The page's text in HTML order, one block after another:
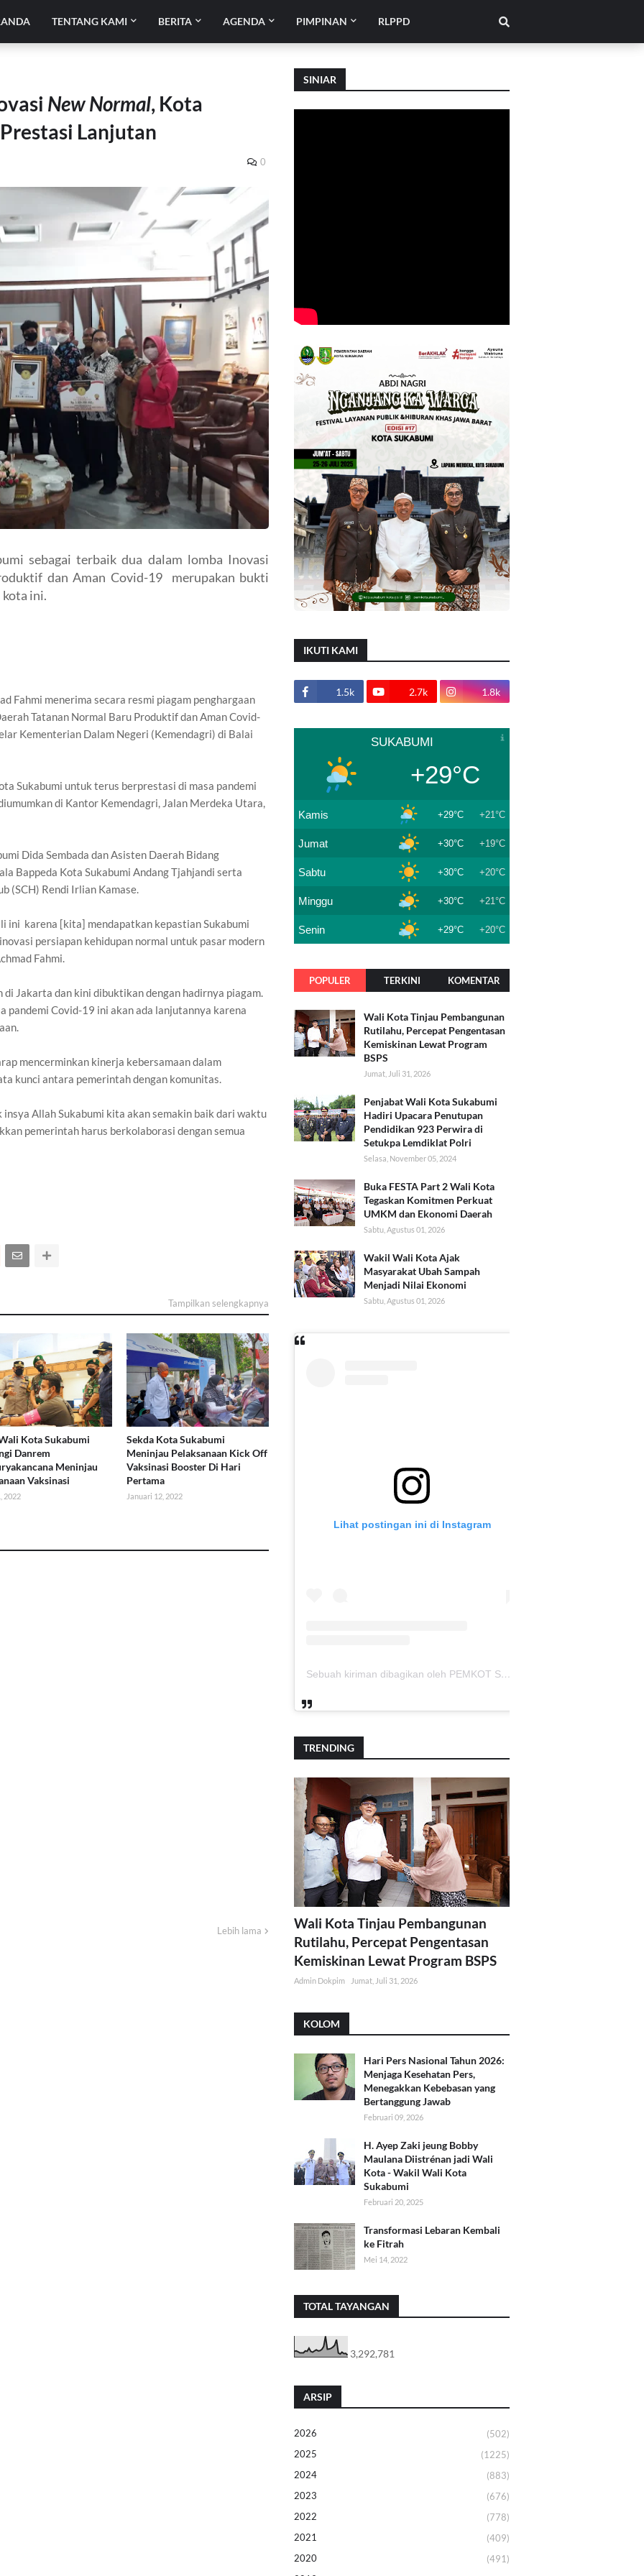
TENTANG KAMI BERITA AGENDA PIMPINAN RLPPD
New Normal, Kota
Lanjutan
0
sebagai terbaik dua dalam lomba Inovasi
dan Aman Covid-19 merupakan bukti
kota ini.
Fahmi menerima secara resmi piagam penghargaan
Tatanan Normal Baru Produktif dan Aman Covid-
Kementerian Dalam Negeri (Kemendagri) di Balai
Sukabumi untuk terus berprestasi di masa pandemi
di Kantor Kemendagri, Jalan Merdeka Utara,
Dida Sembada dan Asisten Daerah Bidang
Bappeda Kota Sukabumi Andang Tjahjandi serta
(SCH) Rendi Irlian Kamase.
ini karena [kita] mendapatkan kepastian Sukabumi
persiapan kehidupan normal untuk pasar modern
Fahmi.
Jakarta dan kini dibuktikan dengan hadirnya piagam.
pandemi Covid-19 ini akan ada lanjutannya karena
mencerminkan kinerja kebersamaan dalam
kunci antara pemerintah dengan komunitas.
Allah Sukabumi kita akan semakin baik dari waktu
pemerintah harus berkolaborasi dengan semua
Tampilkan selengkapnya
Kota Sukabumi
Danrem
Meninjau
Vaksinasi
2022
Sekda Kota Sukabumi
Meninjau Pelaksanaan Kick Off
Vaksinasi Booster Di Hari
Pertama
Januari 12, 2022
Lebih lama
SINIAR
IKUTI KAMI
1.5k 2.7k 1.8k
SUKABUMI
+29°C
Kamis +29°C +21°C
Jumat +30°C +19°C
Sabtu +30°C +20°C
Minggu +30°C +21°C
Senin +29°C +20°C
POPULER TERKINI KOMENTAR
Wali Kota Tinjau Pembangunan
Rutilahu, Percepat Pengentasan
Kemiskinan Lewat Program
BSPS
Jumat, Juli 31, 2026
Penjabat Wali Kota Sukabumi
Hadiri Upacara Penutupan
Pendidikan 923 Perwira di
Setukpa Lemdiklat Polri
Selasa, November 05, 2024
Buka FESTA Part 2 Wali Kota
Tegaskan Komitmen Perkuat
UMKM dan Ekonomi Daerah
Sabtu, Agustus 01, 2026
Wakil Wali Kota Ajak
Masyarakat Ubah Sampah
Menjadi Nilai Ekonomi
Sabtu, Agustus 01, 2026
Lihat postingan ini di Instagram
Sebuah kiriman dibagikan oleh PEMKOT SUKABUMI (@pemkotsukabumi_)
TRENDING
Wali Kota Tinjau Pembangunan
Rutilahu, Percepat Pengentasan
Kemiskinan Lewat Program BSPS
Admin Dokpim Jumat, Juli 31, 2026
KOLOM
Hari Pers Nasional Tahun 2026:
Menjaga Kesehatan Pers,
Menegakkan Kebebasan yang
Bertanggung Jawab
Februari 09, 2026
H. Ayep Zaki jeung Bobby
Maulana Diistrénan jadi Wali
Kota - Wakil Wali Kota
Sukabumi
Februari 20, 2025
Transformasi Lebaran Kembali
ke Fitrah
Mei 14, 2022
TOTAL TAYANGAN
3,292,781
ARSIP
2026
(502)
2025
(1225)
2024
(883)
2023
(676)
2022
(778)
2021
(409)
2020
(491)